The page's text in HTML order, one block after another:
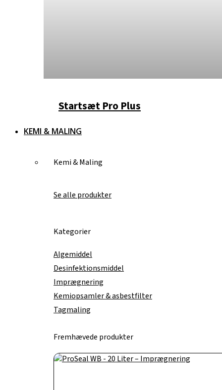
Startsæt Pro Plus
KEMI & MALING
Kemi & Maling
Se alle produkter
Kategorier
Algemiddel
Desinfektionsmiddel
Imprægnering
Kemiopsamler & asbestfilter
Tagmaling
Fremhævede produkter